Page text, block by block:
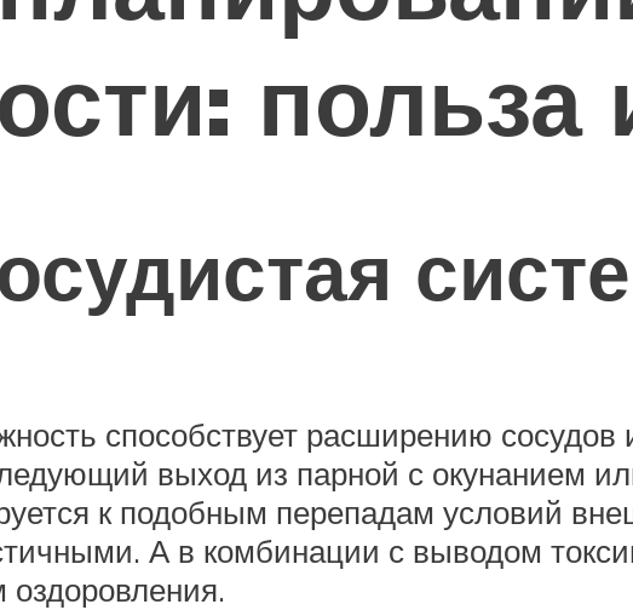
польза
способствует расширению сосудов
выход из парной с окунанием
к подобным перепадам условий
А в комбинации с выводом